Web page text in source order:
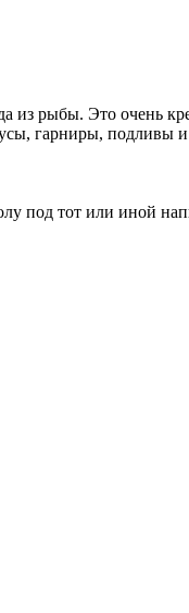
из рыбы. Это очень
гарниры, подливы и
под тот или иной